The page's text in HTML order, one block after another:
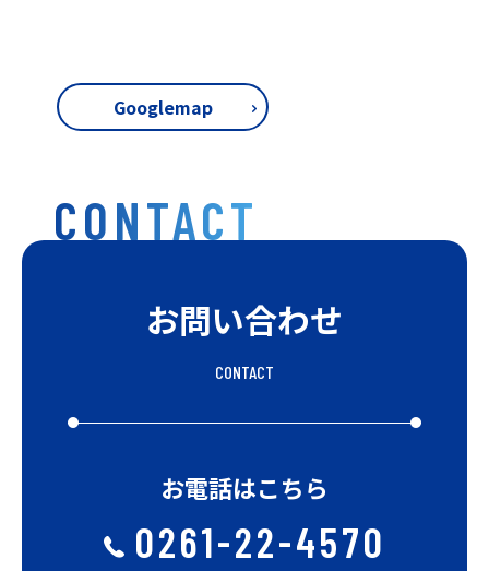
Googlemap
CONTACT
お問い合わせ
CONTACT
お電話はこちら
0261-22-4570